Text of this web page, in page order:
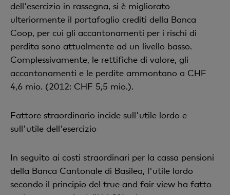
dell'esercizio in rassegna, si è migliorato
ulteriormente il portafoglio crediti della Banca
Coop, per cui gli accantonamenti per i rischi di
perdita sono attualmente ad un livello basso.
Complessivamente, le rettifiche di valore, gli
accantonamenti e le perdite ammontano a CHF
4,6 mio. (2012: CHF 5,5 mio.).
Fattore straordinario incide sull'utile lordo e
sull'utile dell'esercizio
In seguito ai costi straordinari per la cassa pensioni
della Banca Cantonale di Basilea, l'utile lordo
secondo il principio del true and fair view ha fatto